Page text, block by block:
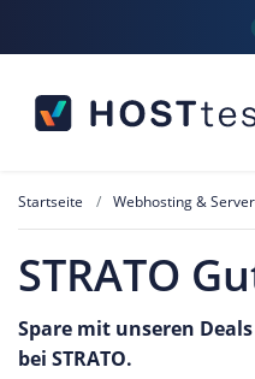
Startseite Webhosting &
STRATO
Spare mit unseren
bei STRATO.